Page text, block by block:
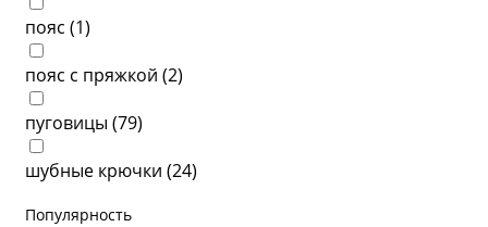
пояс (1)
пояс с пряжкой (2)
пуговицы (79)
шубные крючки (24)
Популярность